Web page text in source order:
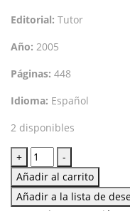
Editorial: Tutor
Año: 2005
Páginas: 448
Idioma: Español
2 disponibles
+
Sir
Peter
Blake
cantidad
-
Añadir al carrito
Añadir a la lista de